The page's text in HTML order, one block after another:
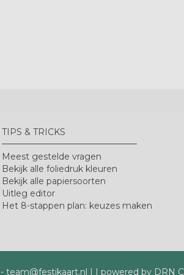
TIPS & TRICKS
Meest gestelde vragen
Bekijk alle foliedruk kleuren
Bekijk alle papiersoorten
Uitleg editor
Het 8-stappen plan: keuzes maken
- team@festikaart.nl | | powered by DRN